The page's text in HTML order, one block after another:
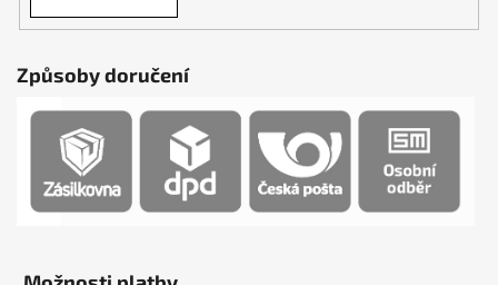
Způsoby doručení